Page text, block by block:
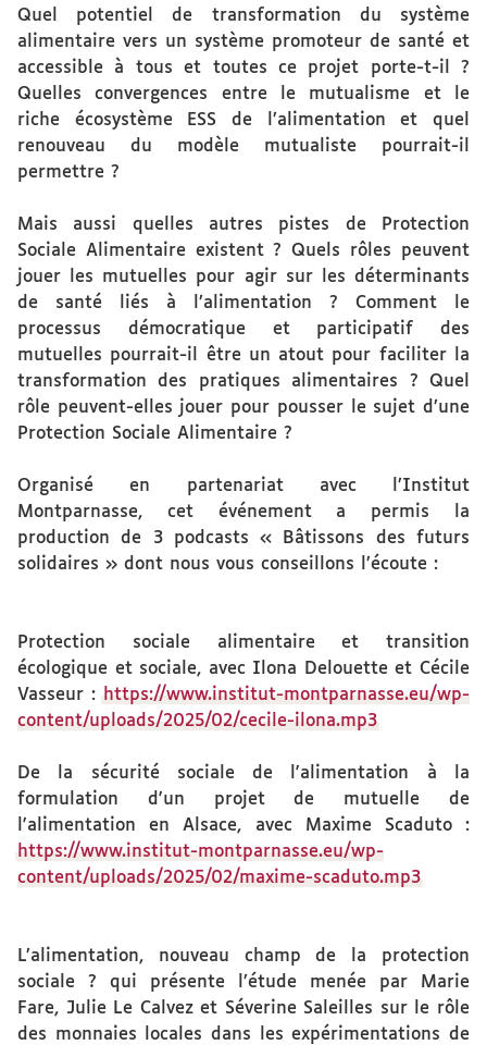
Quel potentiel de transformation du système
alimentaire vers un système promoteur de santé et
accessible à tous et toutes ce projet porte-t-il ?
Quelles convergences entre le mutualisme et le
riche écosystème ESS de l’alimentation et quel
renouveau du modèle mutualiste pourrait-il
permettre ?
Mais aussi quelles autres pistes de Protection
Sociale Alimentaire existent ? Quels rôles peuvent
jouer les mutuelles pour agir sur les déterminants
de santé liés à l’alimentation ? Comment le
processus démocratique et participatif des
mutuelles pourrait-il être un atout pour faciliter la
transformation des pratiques alimentaires ? Quel
rôle peuvent-elles jouer pour pousser le sujet d’une
Protection Sociale Alimentaire ?
Organisé en partenariat avec l’Institut
Montparnasse, cet événement a permis la
production de 3 podcasts « Bâtissons des futurs
solidaires » dont nous vous conseillons l’écoute :
Protection sociale alimentaire et transition
écologique et sociale, avec Ilona Delouette et Cécile
Vasseur : https://www.institut-montparnasse.eu/wp-
content/uploads/2025/02/cecile-ilona.mp3
De la sécurité sociale de l'alimentation à la
formulation d'un projet de mutuelle de
l'alimentation en Alsace, avec Maxime Scaduto :
https://www.institut-montparnasse.eu/wp-
content/uploads/2025/02/maxime-scaduto.mp3
L’alimentation, nouveau champ de la protection
sociale ? qui présente l’étude menée par Marie
Fare, Julie Le Calvez et Séverine Saleilles sur le rôle
des monnaies locales dans les expérimentations de